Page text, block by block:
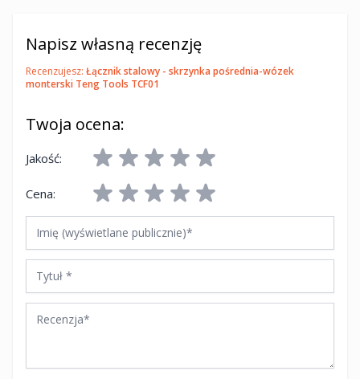
Napisz własną recenzję
Recenzujesz: Łącznik stalowy - skrzynka pośrednia-wózek
monterski Teng Tools TCF01
Twoja ocena:
Jakość:
Cena:
Imię (wyświetlane publicznie)